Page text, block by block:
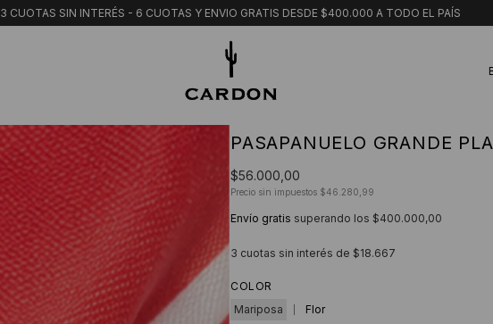
3 CUOTAS SIN INTERÉS - 6 CUOTAS Y ENVIO GRATIS DESDE $400.000 A TODO EL PAÍS
PASAPANUELO GRANDE
$56.000,00
Precio sin impuestos $46.280,99
Envío gratis superando los $400.000,00
3 cuotas sin interés de $18.667
COLOR
Mariposa
Flor